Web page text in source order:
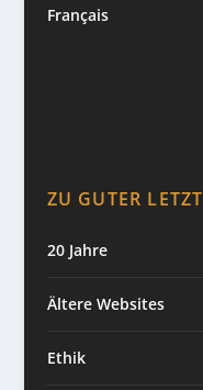
Français
ZU GUTER LETZT
20 Jahre
Ältere Websites
Ethik